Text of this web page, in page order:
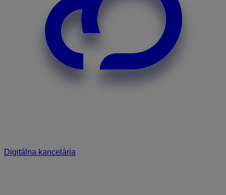
Digitálna kancelária